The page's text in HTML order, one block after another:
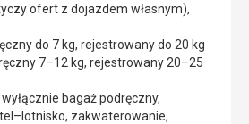
ofert z dojazdem własnym),
do 7 kg, rejestrowany do 20 kg
7–12 kg, rejestrowany 20–25
bagaż podręczny,
zakwaterowanie,